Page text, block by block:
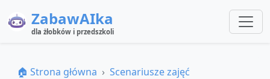
ZabawAIka
dla żłobków i przedszkoli
🏠 Strona główna
Scenariusze zajęć